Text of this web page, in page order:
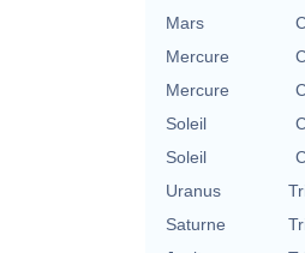
Mars
Mercure
Mercure
Soleil
Soleil
Uranus
Saturne